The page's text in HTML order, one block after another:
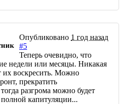
Опубликовано 1 год назад
#5
Теперь очевидно, что
недели или месяцы. Никакая
их воскресить. Можно
прекратить
разгрома можно будет
капитуляции...